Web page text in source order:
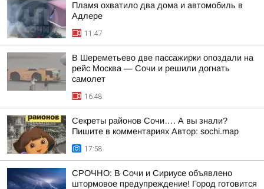
Пламя охватило два дома и автомобиль в
Адлере
11:47
В Шереметьево две пассажирки опоздали на
рейс Москва — Сочи и решили догнать
самолет
16:48
Секреты районов Сочи…. А вы знали?
Пишите в комментариях Автор: sochi.map
17:58
СРОЧНО: В Сочи и Сириусе объявлено
штормовое предупреждение! Город готовится